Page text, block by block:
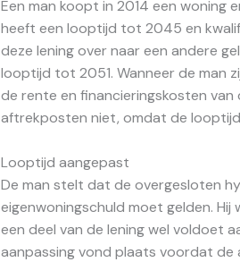
Een man koopt in 2014 een woning
heeft een looptijd tot 2045 en
deze lening over naar een andere
looptijd tot 2051. Wanneer de man
de rente en financieringskosten
aftrekposten niet, omdat de
Looptijd aangepast
De man stelt dat de overgesloten
eigenwoningschuld moet gelden.
een deel van de lening wel voldoet
aanpassing vond plaats voordat de